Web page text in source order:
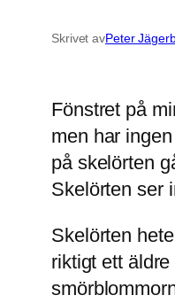
Skrivet avPeter
Fönstret på
men har
på skelörten
Skelörten ser
Skelörten
riktigt ett